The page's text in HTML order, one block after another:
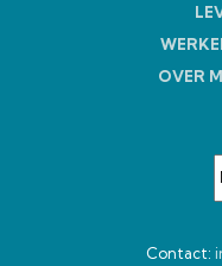
OVER
Contact: